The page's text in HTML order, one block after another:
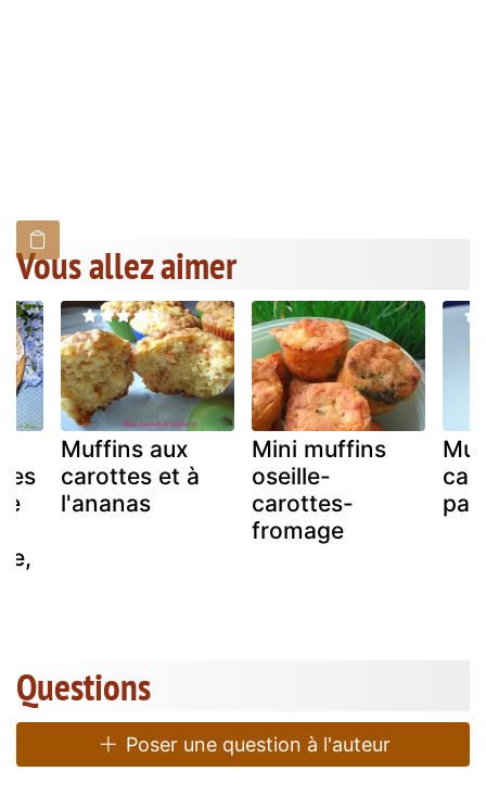
Vous allez aimer
Muffins aux
carottes et à
l'ananas
Mini muffins
oseille-
carottes-
fromage
Questions
Poser une question à l'auteur